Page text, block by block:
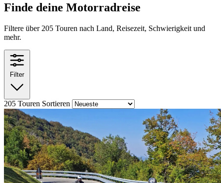
Finde deine Motorradreise
Filtere über 205 Touren nach Land, Reisezeit, Schwierigkeit und
mehr.
Filter
205 Touren Sortieren